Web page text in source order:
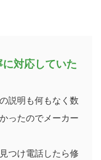
対応していた
説明も何もなく数
ったのでメーカー
つけ電話したら修